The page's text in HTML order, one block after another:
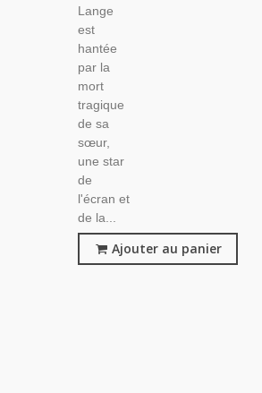
Lange
est
hantée
par la
mort
tragique
de sa
sœur,
une star
de
l'écran et
de la...
Ajouter au panier